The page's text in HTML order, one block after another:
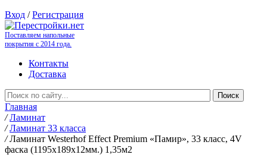
Вход /Регистрация
Поставляем напольные
покрытия с 2014 года.
Контакты
Доставка
Главная
/ Ламинат
/ Ламинат 33 класса
/ Ламинат Westerhof Effect Premium «Памир», 33 класс, 4V
фаска (1195х189х12мм.) 1,35м2